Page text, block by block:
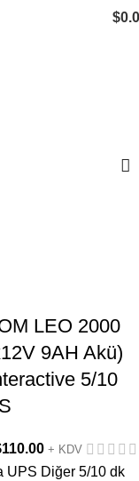
$
LEO 2000
9AH Akü)
5/10
110.00 + KDV
UPS Diğer 5/10 dk